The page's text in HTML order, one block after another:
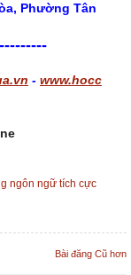
Phường Tân
- www.hocc
ngôn ngữ tích cực
Bài đăng Cũ hơn